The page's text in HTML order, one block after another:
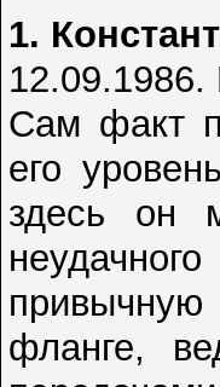
1.
Сам факт
его
здесь он
фланге,